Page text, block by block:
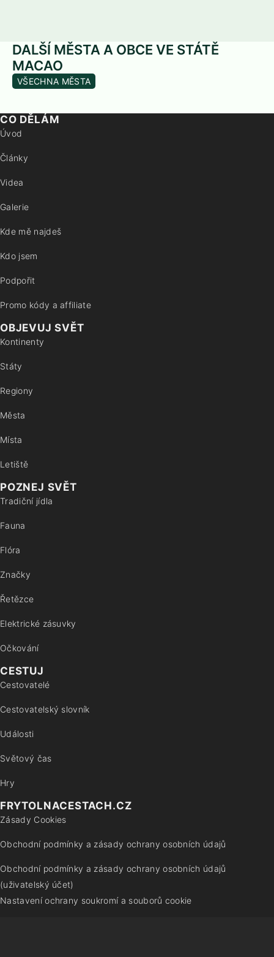
DALŠÍ MĚSTA A OBCE VE STÁTĚ
MACAO
VŠECHNA MĚSTA
CO DĚLÁM
Úvod
Články
Videa
Galerie
Kde mě najdeš
Kdo jsem
Podpořit
Promo kódy a affiliate
OBJEVUJ SVĚT
Kontinenty
Státy
Regiony
Města
Místa
Letiště
POZNEJ SVĚT
Tradiční jídla
Fauna
Flóra
Značky
Řetězce
Elektrické zásuvky
Očkování
CESTUJ
Cestovatelé
Cestovatelský slovník
Události
Světový čas
Hry
FRYTOLNACESTACH.CZ
Zásady Cookies
Obchodní podmínky a zásady ochrany osobních údajů
Obchodní podmínky a zásady ochrany osobních údajů
(uživatelský účet)
Nastavení ochrany soukromí a souborů cookie